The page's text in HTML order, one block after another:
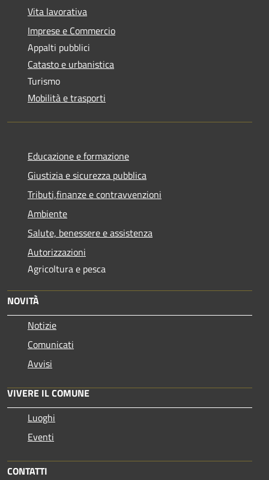
Vita lavorativa
Imprese e Commercio
Appalti pubblici
Catasto e urbanistica
Turismo
Mobilità e trasporti
Educazione e formazione
Giustizia e sicurezza pubblica
Tributi,finanze e contravvenzioni
Ambiente
Salute, benessere e assistenza
Autorizzazioni
Agricoltura e pesca
NOVITÀ
Notizie
Comunicati
Avvisi
VIVERE IL COMUNE
Luoghi
Eventi
CONTATTI